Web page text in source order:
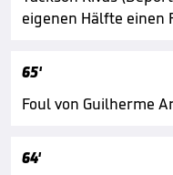
eigenen Hälfte einen
65'
Foul von Guilherme
64'